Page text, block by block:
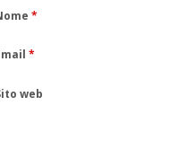
*
*
web